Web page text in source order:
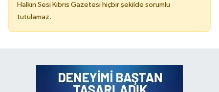
Halkın Sesi Kıbrıs Gazetesi hiçbir şekilde sorumlu
tutulamaz.